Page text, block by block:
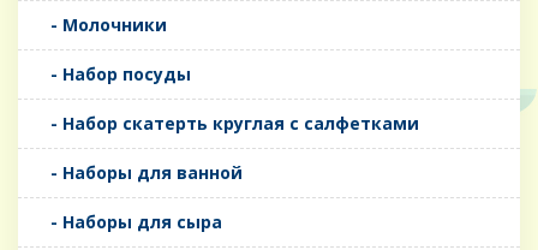
- Молочники
- Набор посуды
- Набор скатерть круглая с салфетками
- Наборы для ванной
- Наборы для сыра